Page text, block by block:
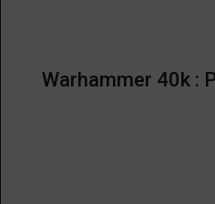
Warhammer 40k :